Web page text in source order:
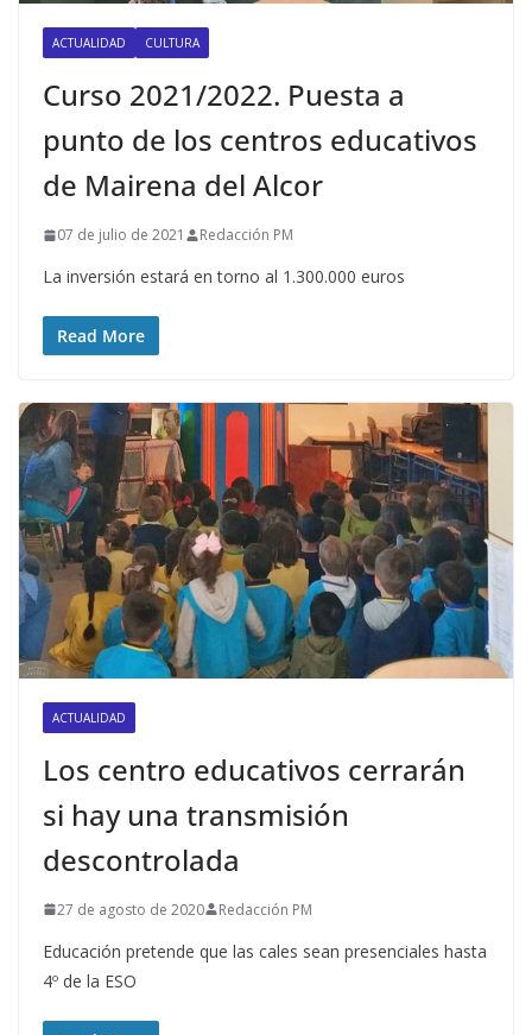
ACTUALIDAD CULTURA
Curso 2021/2022. Puesta a
punto de los centros educativos
de Mairena del Alcor
07 de julio de 2021 Redacción PM
La inversión estará en torno al 1.300.000 euros
Read More
ACTUALIDAD
Los centro educativos cerrarán
si hay una transmisión
descontrolada
27 de agosto de 2020 Redacción PM
Educación pretende que las cales sean presenciales hasta
4º de la ESO